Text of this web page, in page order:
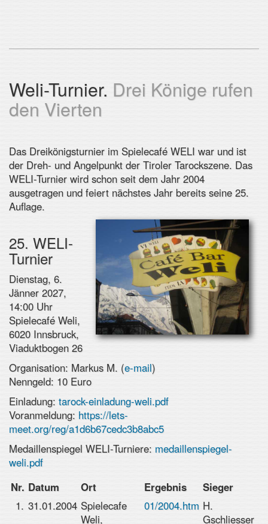
Weli-Turnier. Drei Könige rufen
den Vierten
Das Dreikönigsturnier im Spielecafé WELI war und ist
der Dreh- und Angelpunkt der Tiroler Tarockszene. Das
WELI-Turnier wird schon seit dem Jahr 2004
ausgetragen und feiert nächstes Jahr bereits seine 25.
Auflage.
25. WELI-
Turnier
Dienstag, 6.
Jänner 2027,
14:00 Uhr
Spielecafé Weli,
6020 Innsbruck,
Viaduktbogen 26
Organisation: Markus M. (e-mail)
Nenngeld: 10 Euro
Einladung: tarock-einladung-weli.pdf
Voranmeldung: https://lets-
meet.org/reg/a1d6b67cedc3b8abc5
Medaillenspiegel WELI-Turniere: medaillenspiegel-
weli.pdf
Nr. Datum Ort Ergebnis
Sieger
1. 31.01.2004 Spielecafe
Weli,
01/2004.htm H.
Gschliesser